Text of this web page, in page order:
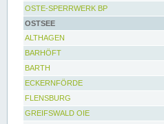
OSTE-SPERRWERK BP
OSTSEE
ALTHAGEN
BARHÖFT
BARTH
ECKERNFÖRDE
FLENSBURG
GREIFSWALD OIE